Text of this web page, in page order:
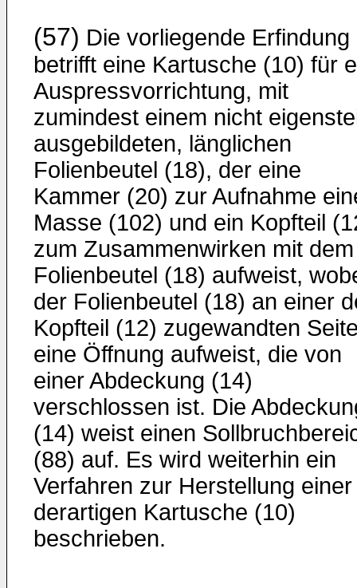
(57) Die vorliegende Erfindung
betrifft eine Kartusche (10) für
Auspressvorrichtung, mit
zumindest einem nicht
ausgebildeten, länglichen
Folienbeutel (18), der eine
Kammer (20) zur Aufnahme
Masse (102) und ein Kopfteil
zum Zusammenwirken mit dem
Folienbeutel (18) aufweist,
der Folienbeutel (18) an einer
Kopfteil (12) zugewandten
eine Öffnung aufweist, die von
einer Abdeckung (14)
verschlossen ist. Die
(14) weist einen
(88) auf. Es wird weiterhin ein
Verfahren zur Herstellung einer
derartigen Kartusche (10)
beschrieben.